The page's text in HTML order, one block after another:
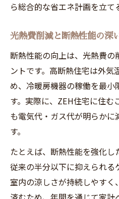
ら総合的な省エネ計画を立て
光熱費削減と断熱性能の深
断熱性能の向上は、光熱費
ントです。高断熱住宅は外気
め、冷暖房機器の稼働を最小
す。実際に、ZEH住宅に住む
も電気代・ガス代が明らかに
す。
たとえば、断熱性能を強化
従来の半分以下に抑えられる
室内の涼しさが持続しやすく